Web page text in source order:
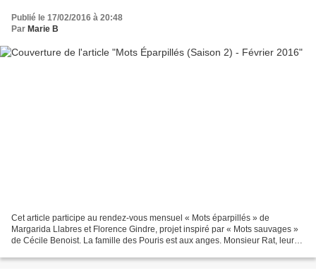
Publié le 17/02/2016 à 20:48
Par Marie B
Cet article participe au rendez-vous mensuel « Mots éparpillés » de
Margarida Llabres et Florence Gindre, projet inspiré par « Mots sauvages »
de Cécile Benoist. La famille des Pouris est aux anges. Monsieur Rat, leur